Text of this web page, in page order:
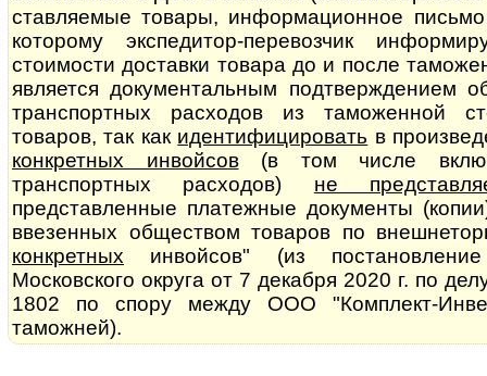
став­ля­е­мые товары, информационное письмо
которому экспедитор-перевозчик
стоимости доставки товара до и после
является до­ку­мен­таль­ным подтверждением
транспортных расходов из таможенной
товаров, так как идентифицировать в
конкретных инвойсов(в том числе
транспортных расходов) не
представленные платежные документы
ввезенных обществом товаров по
конкретных инвойсов" (из
Московского округа от 7 де­каб­ря 2020 г. по
1802 по спору между ООО "Комплект-
таможней).